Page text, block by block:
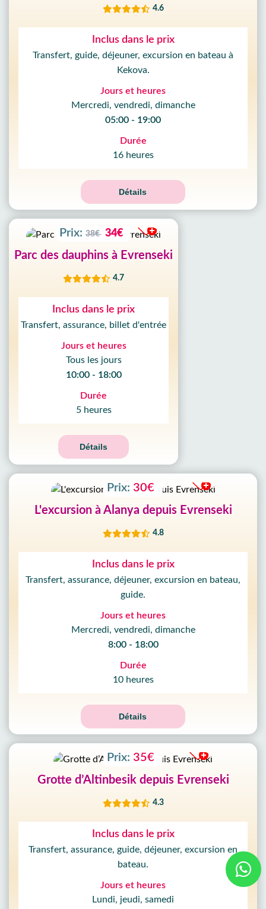
4.6
Inclus dans le prix
Transfert, guide, déjeuner, excursion en bateau à
Kekova.
Jours et heures
Mercredi, vendredi, dimanche
05:00 - 19:00
Durée
16 heures
Détails
%
RÉDUCTION
09
59
Prix: 38€ 34€
Parc des dauphins à Evrenseki
4.7
Inclus dans le prix
Transfert, assurance, billet d'entrée
Jours et heures
Tous les jours
10:00 - 18:00
Durée
5 heures
Détails
Prix: 30€
L'excursion à Alanya depuis Evrenseki
4.8
Inclus dans le prix
Transfert, assurance, déjeuner, excursion en bateau,
guide.
Jours et heures
Mercredi, vendredi, dimanche
8:00 - 18:00
Durée
10 heures
Détails
Prix: 35€
Grotte d’Altinbesik depuis Evrenseki
4.3
Inclus dans le prix
Transfert, assurance, guide, déjeuner, excursion en
bateau.
Jours et heures
Lundi, jeudi, samedi